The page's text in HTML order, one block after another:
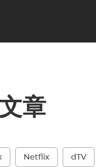
章
Netflix dTV